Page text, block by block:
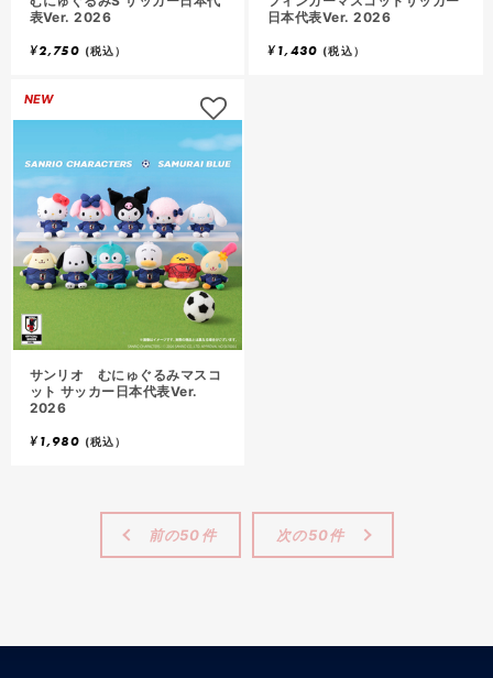
表Ver. 2026
¥2,750 (税込）
日本代表Ver. 2026
¥1,430 (税込）
NEW
サンリオ むにゅぐるみマスコ
ット サッカー日本代表Ver.
2026
¥1,980 (税込）
前の50件 次の50件